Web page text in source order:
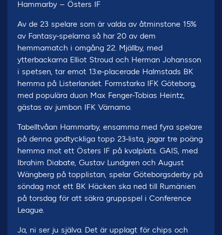
Hammarby – Östers IF
Av de 23 spelare som är valda av åtminstone 15%
av Fantasy-spelarna så har 20 av dem
hemmamatch i omgång 22. Mjällby, med
ytterbackarna Elliot Stroud och Herman Johansson
i spetsen, tar emot 13:e-placerade Halmstads BK
hemma på Listerlandet. Formstarka IFK Göteborg,
med populära duon Max Fenger-Tobias Heintz,
gästas av jumbon IFK Värnamo.
Tabelltvåan Hammarby, ensamma med fyra spelare
på denna godtyckliga topp 23-lista, jagar tre poäng
hemma mot ett Östers IF på kvalplats. GAIS, med
Ibrahim Diabate, Gustav Lundgren och August
Wängberg på topplistan, spelar Göteborgsderby på
söndag mot ett BK Häcken ska ned till Rumänien
på torsdag för att säkra gruppspel i Conference
League.
Ja, ni ser ju själva. Det är upplagt för chips och